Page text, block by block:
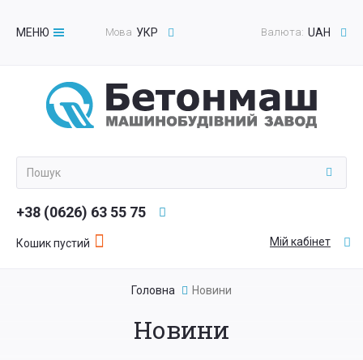
МЕНЮ
Toggle
Валюта: UAH
Мова УКР
+38 (0626) 63 55 75
Кошик пустий Мій кабінет
Головна Новини
Новини